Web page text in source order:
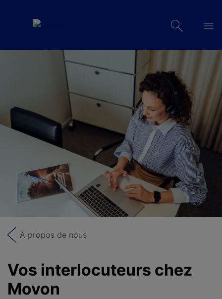
À propos de nous
Vos interlocuteurs chez
Movon